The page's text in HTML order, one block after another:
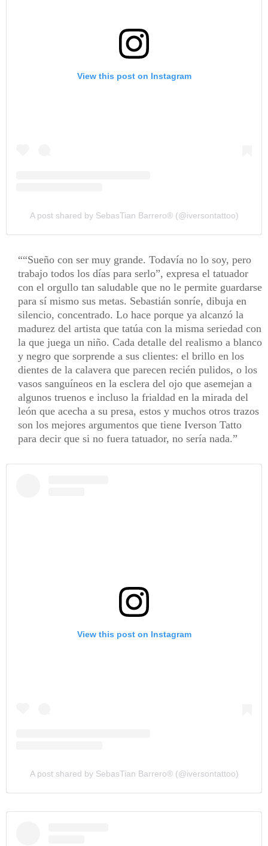
View this post on Instagram
A post shared by SebasTian Barrero®️ (@iversontattoo)
“Sueño con ser muy grande. Todavía no lo soy, pero
trabajo todos los días para serlo”, expresa el tatuador
con el orgullo tan saludable que no le permite guardarse
para sí mismo sus metas. Sebastián sonríe, dibuja en
silencio, concentrado. Lo hace porque ya alcanzó la
madurez del artista que tatúa con la misma seriedad con
la que juega un niño. Cada detalle del realismo a blanco
y negro que sorprende a sus clientes: el brillo en los
dientes de la calavera que parecen recién pulidos, o los
vasos sanguíneos en la esclera del ojo que asemejan a
algunos truenos e incluso la frialdad en la mirada del
león que acecha a su presa, estos y muchos otros trazos
son los mejores argumentos que tiene Iverson Tatto
para decir que si no fuera tatuador, no sería nada.
View this post on Instagram
A post shared by SebasTian Barrero®️ (@iversontattoo)